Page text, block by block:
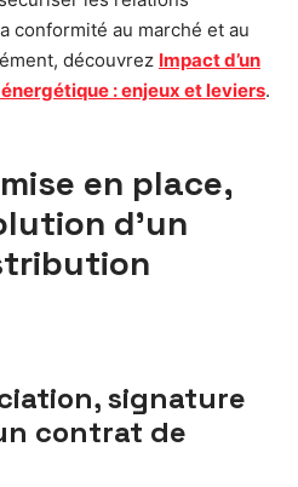
conformité au marché et au
découvrez Impact d’un
: enjeux et leviers.
en place,
d’un
signature
contrat de